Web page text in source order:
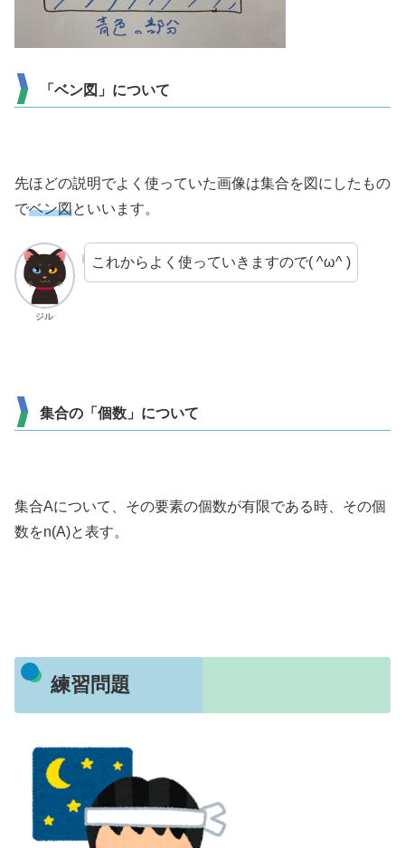
「ベン図」について
先ほどの説明でよく使っていた画像は集合を図にしたもの
でベン図といいます。
ジル
これからよく使っていきますので( ^ω^ )
集合の「個数」について
集合Aについて、その要素の個数が有限である時、その個
数をn(A)と表す。
練習問題